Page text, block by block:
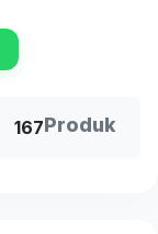
167Produk